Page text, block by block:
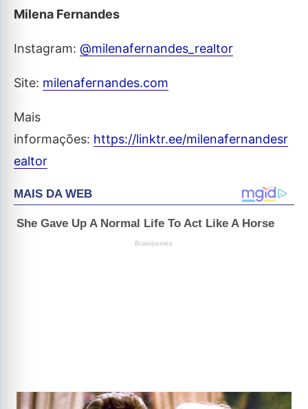
Milena Fernandes
Instagram: @milenafernandes_realtor
Site: milenafernandes.com
Mais
informações: https://linktr.ee/milenafernandesr
ealtor